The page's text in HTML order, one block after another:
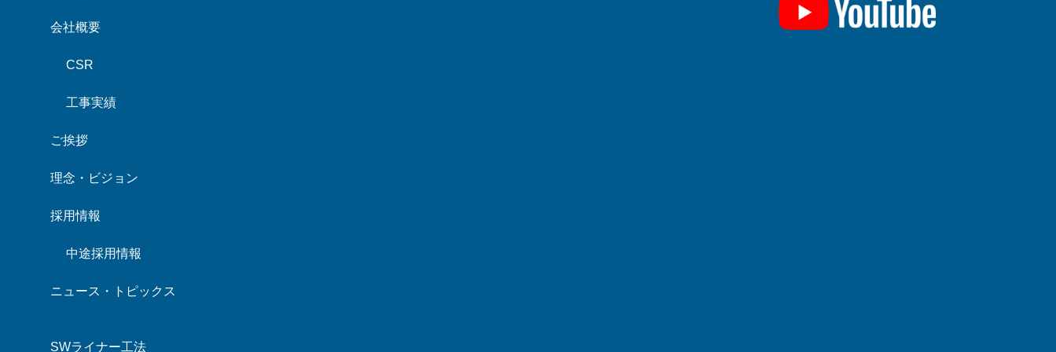
会社概要
CSR
工事実績
ご挨拶
理念・ビジョン
採用情報
中途採用情報
ニュース・トピックス
SWライナー工法